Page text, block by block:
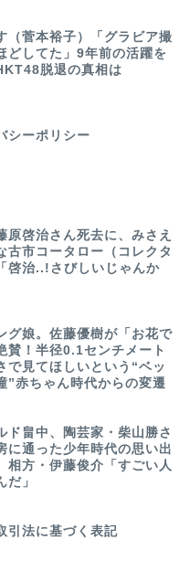
（菅本裕子）「グラビア撮
どしてた」9年前の活躍を
脱退の真相は
シーポリシー
原啓治さん死去に、みさえ
古市コータロー（コレクタ
啓治..!さびしいじゃんか
グ娘。佐藤優樹が「お花で
賛！半径0.1センチメート
で見てほしいという“ベッ
”赤ちゃん時代からの変遷
ド畠中、陶芸家・柴山勝さ
に通った少年時代の思い出
方・伊藤俊介「すごい人
だ」
引法に基づく表記